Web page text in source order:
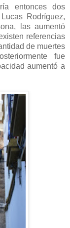
entonces dos
Rodríguez,
las aumentó
referencias
de muertes
fue
aumentó a